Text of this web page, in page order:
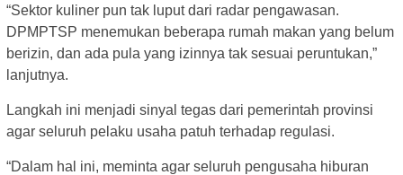
“Sektor kuliner pun tak luput dari radar pengawasan.
DPMPTSP menemukan beberapa rumah makan yang belum
berizin, dan ada pula yang izinnya tak sesuai peruntukan,”
lanjutnya.
Langkah ini menjadi sinyal tegas dari pemerintah provinsi
agar seluruh pelaku usaha patuh terhadap regulasi.
“Dalam hal ini, meminta agar seluruh pengusaha hiburan